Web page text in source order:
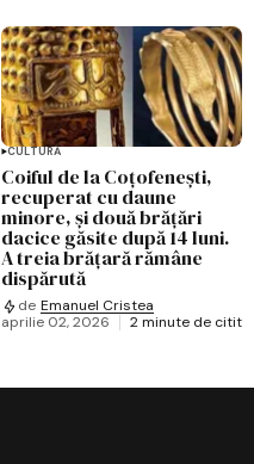
CULTURĂ
Coiful de la Coțofenești,
recuperat cu daune
minore, și două brățări
dacice găsite după 14 luni.
A treia brățară rămâne
dispărută
de Emanuel Cristea
aprilie 02, 2026
2 minute de citit